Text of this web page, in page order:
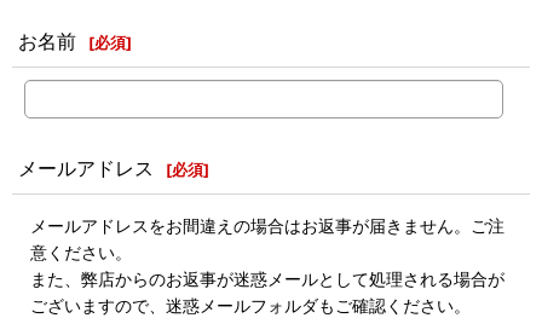
お名前 [必須]
メールアドレス [必須]
メールアドレスをお間違えの場合はお返事が届きません。ご注
意ください。
また、弊店からのお返事が迷惑メールとして処理される場合が
ございますので、迷惑メールフォルダもご確認ください。